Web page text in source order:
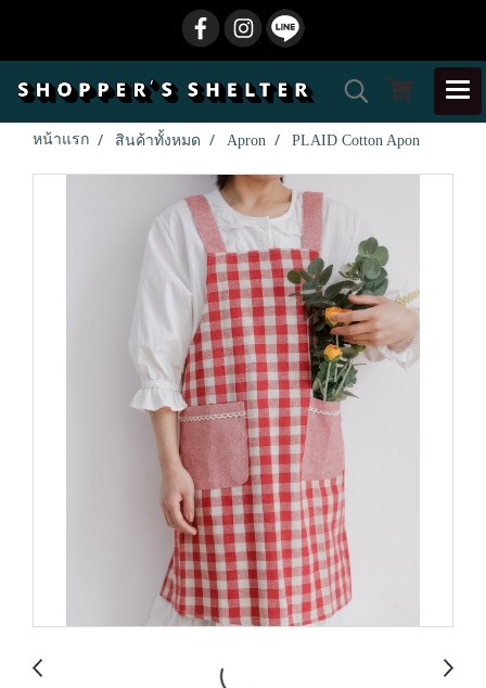
หน้าแรก สินค้าทั้งหมด Apron PLAID Cotton Apon